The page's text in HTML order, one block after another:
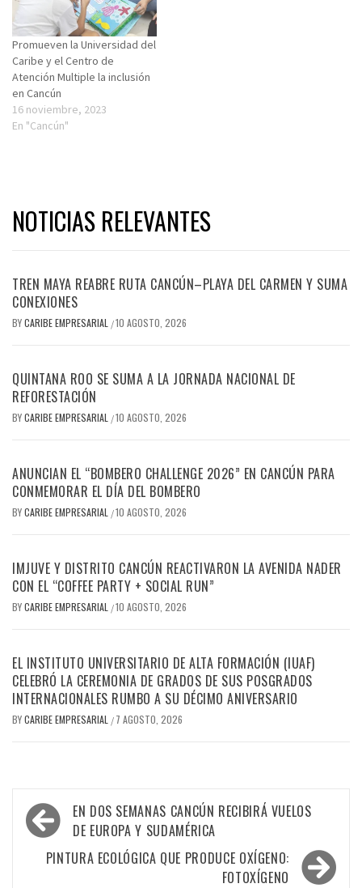
Promueven la Universidad del
Caribe y el Centro de
Atención Multiple la inclusión
en Cancún
16 noviembre, 2023
En "Cancún"
NOTICIAS RELEVANTES
TREN MAYA REABRE RUTA CANCÚN–PLAYA DEL CARMEN Y SUMA
CONEXIONES
BYCARIBE EMPRESARIAL /10 AGOSTO, 2026
QUINTANA ROO SE SUMA A LA JORNADA NACIONAL DE
REFORESTACIÓN
BYCARIBE EMPRESARIAL /10 AGOSTO, 2026
ANUNCIAN EL “BOMBERO CHALLENGE 2026” EN CANCÚN PARA
CONMEMORAR EL DÍA DEL BOMBERO
BYCARIBE EMPRESARIAL /10 AGOSTO, 2026
IMJUVE Y DISTRITO CANCÚN REACTIVARON LA AVENIDA NADER
CON EL “COFFEE PARTY + SOCIAL RUN”
BYCARIBE EMPRESARIAL /10 AGOSTO, 2026
EL INSTITUTO UNIVERSITARIO DE ALTA FORMACIÓN (IUAF)
CELEBRÓ LA CEREMONIA DE GRADOS DE SUS POSGRADOS
INTERNACIONALES RUMBO A SU DÉCIMO ANIVERSARIO
BYCARIBE EMPRESARIAL / 7 AGOSTO, 2026
Navegación
de
entradas
EN DOS SEMANAS CANCÚN RECIBIRÁ VUELOS
DE EUROPA Y SUDAMÉRICA
PINTURA ECOLÓGICA QUE PRODUCE OXÍGENO:
FOTOXÍGENO